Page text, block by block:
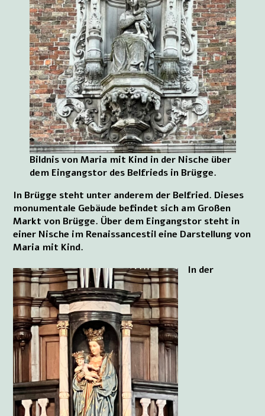
Bildnis von Maria mit Kind in der Nische über
dem Eingangstor des Belfrieds in Brügge.
In Brügge steht unter anderem der Belfried. Dieses
monumentale Gebäude befindet sich am Großen
Markt von Brügge. Über dem Eingangstor steht in
einer Nische im Renaissancestil eine Darstellung von
Maria mit Kind.
In der